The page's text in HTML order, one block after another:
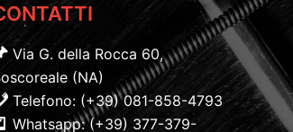
Via G. della Rocca 60,
(NA)
Telefono: (+39) 081-858-4793
Whatsapp: (+39) 377-379-